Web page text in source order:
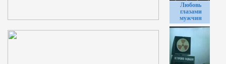
Любовь
глазами
мужчин